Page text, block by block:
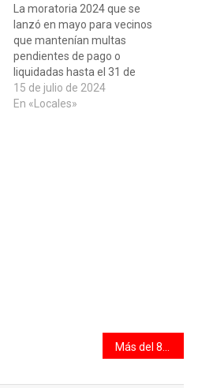
La moratoria 2024 que se
lanzó en mayo para vecinos
que mantenían multas
pendientes de pago o
liquidadas hasta el 31 de
enero de 2024 se amplió
hasta el 11 de agosto. Los
15 de julio de 2024
En «Locales»
Más del 80 % de las escuelas dictaron clases el día del paro